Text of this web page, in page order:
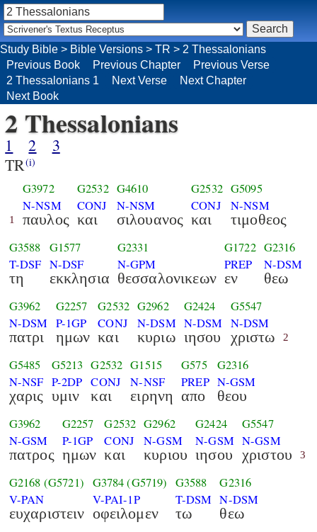
Study Bible > Bible Versions > TR > 2 Thessalonians
Previous Book
Previous Chapter
Previous Verse
2 Thessalonians 1
Next Verse
Next Chapter
Next Book
2 Thessalonians
1 2
3
TR(i)
1
G3972
N-NSM
παυλος
G2532
CONJ
και
G4610
N-NSM
σιλουανος
G2532
CONJ
και
G5095
N-NSM
τιμοθεος
G3588
T-DSF
τη
G1577
N-DSF
εκκλησια
G2331
N-GPM
θεσσαλονικεων
G1722
PREP
εν
G2316
N-DSM
θεω
G3962
N-DSM
πατρι
G2257
P-1GP
ημων
G2532
CONJ
και
G2962
N-DSM
κυριω
G2424
N-DSM
ιησου
G5547
N-DSM
χριστω 2
G5485
N-NSF
χαρις
G5213
P-2DP
υμιν
G2532
CONJ
και
G1515
N-NSF
ειρηνη
G575
PREP
απο
G2316
N-GSM
θεου
G3962
N-GSM
πατρος
G2257
P-1GP
ημων
G2532
CONJ
και
G2962
N-GSM
κυριου
G2424
N-GSM
ιησου
G5547
N-GSM
χριστου 3
G2168 (G5721)
V-PAN
ευχαριστειν
G3784 (G5719)
V-PAI-1P
οφειλομεν
G3588
T-DSM
τω
G2316
N-DSM
θεω